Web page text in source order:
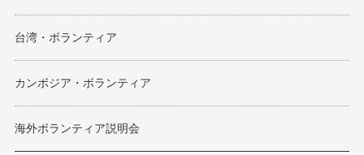
台湾・ボランティア
カンボジア・ボランティア
海外ボランティア説明会